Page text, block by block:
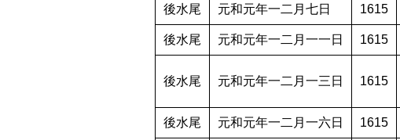
後水尾 元和元年一二月七日 1615
後水尾 元和元年一二月一一日 1615
後水尾 元和元年一二月一三日 1615
後水尾 元和元年一二月一六日 1615